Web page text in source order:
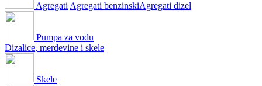
Agregati Agregati benzinskiAgregati dizel
Pumpa za vodu
Dizalice, merdevine i skele
Skele